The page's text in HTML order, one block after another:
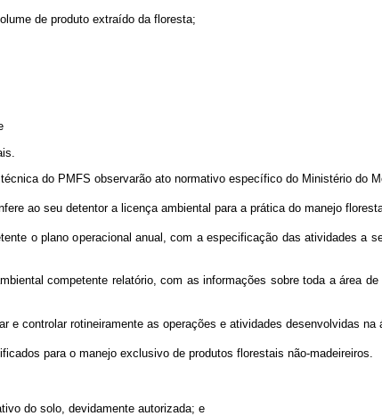
de produto extraído da floresta;
técnica do PMFS observarão ato normativo específico do Ministério do
ao seu detentor a licença ambiental para a prática do manejo
oplano operacional anual, com a especificação das atividades a
competente relatório, com as informações sobre toda a área
e controlar rotineiramente as operações e atividades desenvolvidas na
para o manejo exclusivo de produtos florestais não-madeireiros.
solo, devidamente autorizada; e